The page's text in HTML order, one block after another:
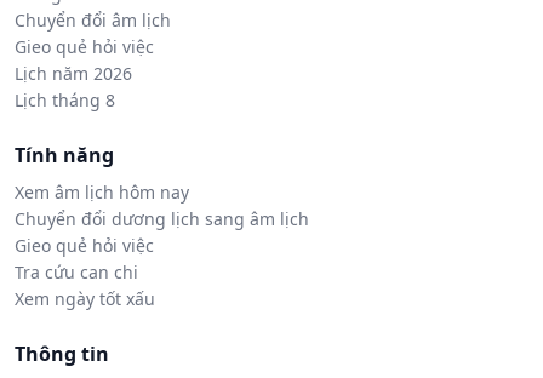
Chuyển đổi âm lịch
Gieo quẻ hỏi việc
Lịch năm 2026
Lịch tháng 8
Tính năng
Xem âm lịch hôm nay
Chuyển đổi dương lịch sang âm lịch
Gieo quẻ hỏi việc
Tra cứu can chi
Xem ngày tốt xấu
Thông tin